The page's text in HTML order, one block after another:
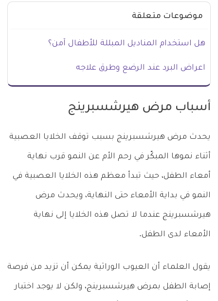
موضوعات متعلقة
هل استخدام المناديل المبللة للأطفال آمن؟
اعراض البرد عند الرضع وطرق علاجه
أسباب مرض هيرشسبرينج
يحدث مرض هيرشسبرينج بسبب توقف الخلايا العصبية
أثناء نموها المبكّر في رحم الأم عن النمو قرب نهاية
أمعاء الطفل، حيث تبدأ معظم هذه الخلايا العصبية في
النمو في بداية الأمعاء حتى النهاية، ويحدث مرض
هيرشسبرينج عندما لا تصل هذه الخلايا إلى نهاية
الأمعاء لدى الطفل.
يقول العلماء أن العيوب الوراثية يمكن أن تزيد من فرصة
إصابة الطفل بمرض هيرشسبرينج، ولكن لا يوجد اختبار